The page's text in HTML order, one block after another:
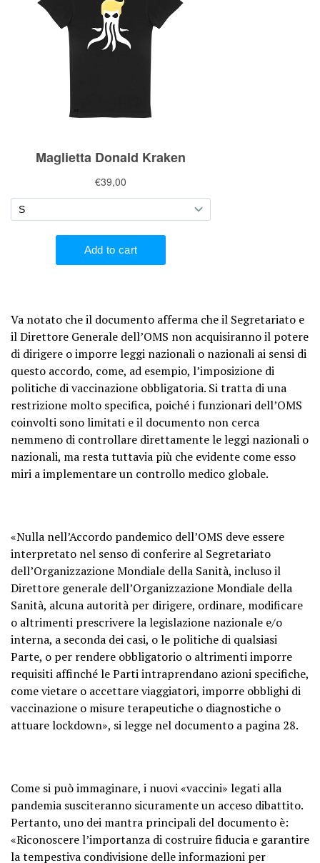
Va notato che il documento afferma che il Segretariato e
il Direttore Generale dell’OMS non acquisiranno il potere
di dirigere o imporre leggi nazionali o nazionali ai sensi di
questo accordo, come, ad esempio, l’imposizione di
politiche di vaccinazione obbligatoria. Si tratta di una
restrizione molto specifica, poiché i funzionari dell’OMS
coinvolti sono limitati e il documento non cerca
nemmeno di controllare direttamente le leggi nazionali o
nazionali, ma resta tuttavia più che evidente come esso
miri a implementare un controllo medico globale.
«Nulla nell’Accordo pandemico dell’OMS deve essere
interpretato nel senso di conferire al Segretariato
dell’Organizzazione Mondiale della Sanità, incluso il
Direttore generale dell’Organizzazione Mondiale della
Sanità, alcuna autorità per dirigere, ordinare, modificare
o altrimenti prescrivere la legislazione nazionale e/o
interna, a seconda dei casi, o le politiche di qualsiasi
Parte, o per rendere obbligatorio o altrimenti imporre
requisiti affinché le Parti intraprendano azioni specifiche,
come vietare o accettare viaggiatori, imporre obblighi di
vaccinazione o misure terapeutiche o diagnostiche o
attuare lockdown», si legge nel documento a pagina 28.
Come si può immaginare, i nuovi «vaccini» legati alla
pandemia susciteranno sicuramente un acceso dibattito.
Pertanto, uno dei mantra principali del documento è:
«Riconoscere l’importanza di costruire fiducia e garantire
la tempestiva condivisione delle informazioni per